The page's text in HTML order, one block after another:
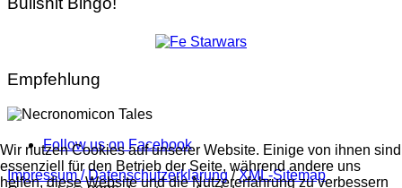
Empfehlung
Follow us on Facebook
Impressum / Datenschutzerklärung /XML-Sitemap
Wir nutzen Cookies auf unserer Website. Einige von ihnen sind
essenziell für den Betrieb der Seite, während andere uns
helfen, diese Website und die Nutzererfahrung zu verbessern